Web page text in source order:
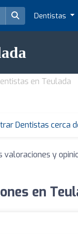
Dentistas
en Teulada
Dentistas cerca
valoraciones y
en